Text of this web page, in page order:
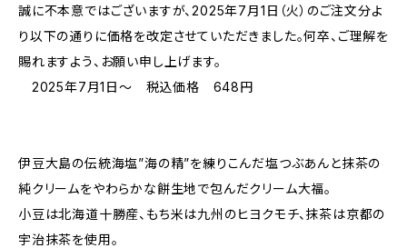
誠に不本意ではございますが、2025年7月1日（火）のご注文分よ
り以下の通りに価格を改定させていただきました。何卒、ご理解を
賜れますよう、お願い申し上げます。
2025年7月1日～ 税込価格 648円
伊豆大島の伝統海塩”海の精”を練りこんだ塩つぶあんと抹茶の
純クリームをやわらかな餅生地で包んだクリーム大福。
小豆は北海道十勝産、もち米は九州のヒヨクモチ、抹茶は京都の
宇治抹茶を使用。